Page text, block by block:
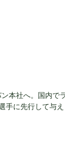
本社へ。国内で
手に先行して与